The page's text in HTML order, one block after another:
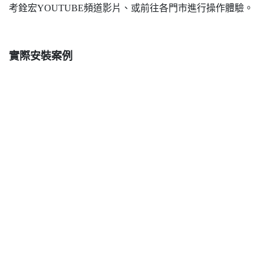
考銓宏YOUTUBE頻道影片、或前往各門市進行操作體驗。
實際安裝案例